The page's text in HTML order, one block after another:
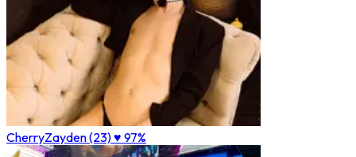
CherryZayden (23)♥ 97%